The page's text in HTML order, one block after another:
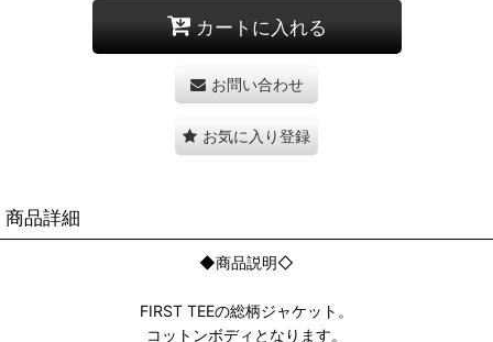
カートに入れる
お問い合わせ
お気に入り登録
商品詳細
◆商品説明◇
FIRST TEEの総柄ジャケット。
コットンボディとなります。